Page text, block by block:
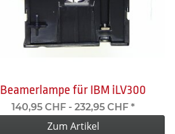
Beamerlampe für IBM iLV300
140,95 CHF - 232,95 CHF *
Zum Artikel